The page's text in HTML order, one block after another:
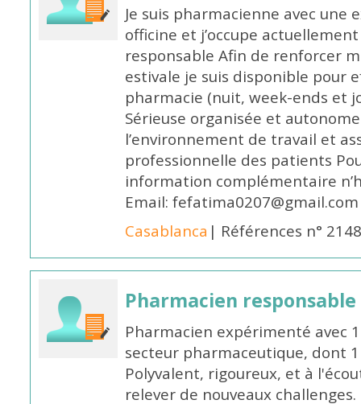
Je suis pharmacienne avec
officine et j’occupe
responsable Afin de renforcer
estivale je suis disponible pour
pharmacie (nuit, week-ends et
Sérieuse organisée et
l’environnement de travail et
professionnelle des patients
information complémentaire
Email: fefatima0207@gmail.com
Casablanca | Références n°
Pharmacien responsable
Pharmacien expérimenté avec
secteur pharmaceutique, dont
Polyvalent, rigoureux, et à
relever de nouveaux